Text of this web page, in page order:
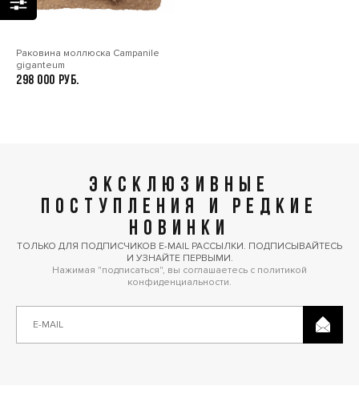
Раковина моллюска Сampanile
giganteum
298 000
ЭКСКЛЮЗИВНЫЕ
ПОСТУПЛЕНИЯ И РЕДКИЕ
НОВИНКИ
ТОЛЬКО ДЛЯ ПОДПИСЧИКОВ E-MAIL РАССЫЛКИ. ПОДПИСЫВАЙТЕСЬ
И УЗНАЙТЕ ПЕРВЫМИ.
Нажимая "подписаться", вы соглашаетесь с политикой
конфиденциальности.